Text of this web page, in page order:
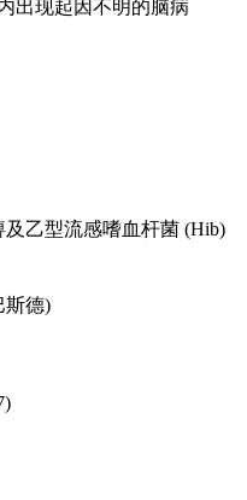
出现起因不明的脑病
乙型流感嗜血杆菌 (Hib)
斯德)